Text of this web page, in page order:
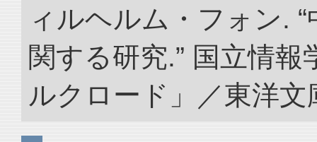
ィルヘルム・フォン.
関する研究.” 国立情
ルクロード」／東洋